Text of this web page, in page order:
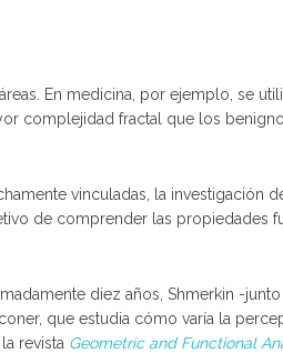
En medicina, por ejemplo, se
complejidad fractal que los
vinculadas, la investigación
de comprender las propiedades
diez años, Shmerkin -
que estudia cómo varía la
revista Geometric and Functional